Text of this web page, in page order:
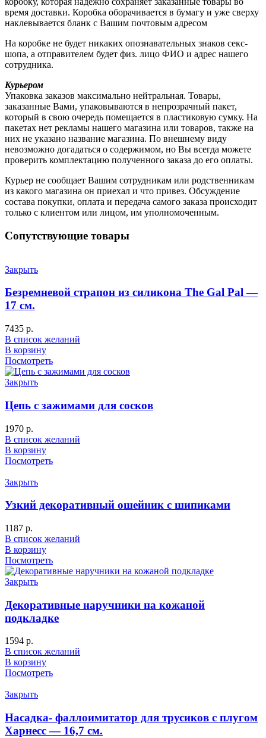
время доставки. Коробка оборачивается в бумагу и уже сверху
наклевывается бланк с Вашим почтовым адресом
На коробке не будет никаких опознавательных знаков секс-
шопа, а отправителем будет физ. лицо ФИО и адрес нашего
сотрудника.
Курьером
Упаковка заказов максимально нейтральная. Товары,
заказанные Вами, упаковываются в непрозрачный пакет,
который в свою очередь помещается в пластиковую сумку. На
пакетах нет рекламы нашего магазина или товаров, также на
них не указано название магазина. По внешнему виду
невозможно догадаться о содержимом, но Вы всегда можете
проверить комплектацию полученного заказа до его оплаты.
Курьер не сообщает Вашим сотрудникам или родственникам
из какого магазина он приехал и что привез. Обсуждение
состава покупки, оплата и передача самого заказа происходит
только с клиентом или лицом, им уполномоченным.
Сопутствующие товары
Закрыть
Безремневой страпон из силикона The Gal Pal —
17 см.
7435 р.
В список желаний
В корзину
Посмотреть
Закрыть
Цепь с зажимами для сосков
1970 р.
В список желаний
В корзину
Посмотреть
Закрыть
Узкий декоративный ошейник с шипиками
1187 р.
В список желаний
В корзину
Посмотреть
Закрыть
Декоративные наручники на кожаной
подкладке
1594 р.
В список желаний
В корзину
Посмотреть
Закрыть
Насадка- фаллоимитатор для трусиков с плугом
Харнесс — 16,7 см.